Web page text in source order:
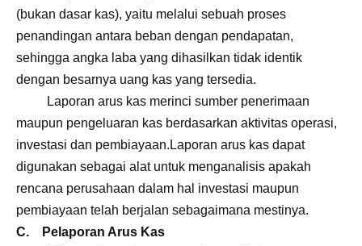
(bukan dasar kas), yaitu melalui sebuah proses
penandingan antara beban dengan pendapatan,
sehingga angka laba yang dihasilkan tidak identik
dengan besarnya uang kas yang tersedia.
Laporan arus kas merinci sumber penerimaan
maupun pengeluaran kas berdasarkan aktivitas operasi,
investasi dan pembiayaan.Laporan arus kas dapat
digunakan sebagai alat untuk menganalisis apakah
rencana perusahaan dalam hal investasi maupun
pembiayaan telah berjalan sebagaimana mestinya.
C. Pelaporan Arus Kas